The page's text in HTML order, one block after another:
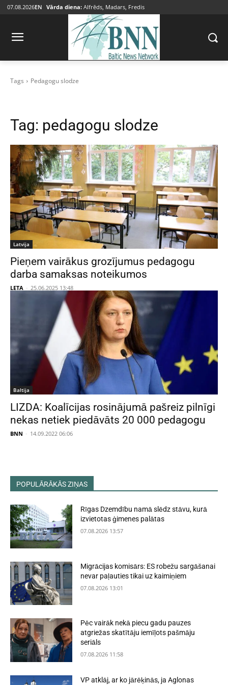
07.08.2026EN Vārda diena: Alfrēds, Madars, Fredis
Tags Pedagogu slodze
Tag: pedagogu slodze
Latvija
Pieņem vairākus grozījumus pedagogu
darba samaksas noteikumos
LETA - 25.06.2025 13:48
Baltija
LIZDA: Koalīcijas rosinājumā pašreiz pilnīgi
nekas netiek piedāvāts 20 000 pedagogu
BNN - 14.09.2022 06:06
POPULĀRĀKĀS ZIŅAS
Rīgas Dzemdību namā slēdz stāvu, kurā
izvietotas ģimenes palātas
07.08.2026 13:57
Migrācijas komisārs: ES robežu sargāšanai
nevar paļauties tikai uz kaimiņiem
07.08.2026 13:01
Pēc vairāk nekā piecu gadu pauzes
atgriežas skatītāju iemīļots pašmāju
seriāls
07.08.2026 11:58
VP atklāj, ar ko jārēķinās, ja Aglonas